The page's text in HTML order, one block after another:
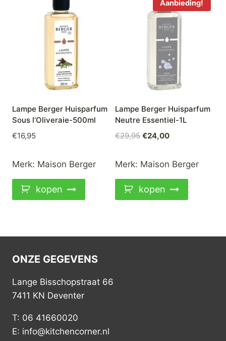
Lampe Berger Huisparfum
Sous l’Oliveraie-500ml
€16,95
Merk: Maison Berger
kopen
Aanbieding!
Lampe Berger Huisparfum
Neutre Essentiel-1L
€29,95 Oorspronkelijke
was:
€24,00Huidige
is:
€24,00.
Merk: Maison Berger
kopen
ONZE GEGEVENS
Lange Bisschopstraat 66
7411 KN Deventer
T: 06 41660020
E: info@kitchencorner.nl